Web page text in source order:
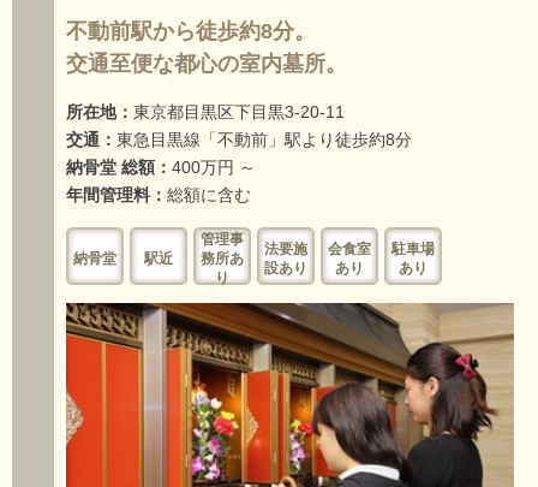
不動前駅から徒歩約8分。
交通至便な都心の室内墓所。
所在地： 東京都目黒区下目黒3-20-11
交通： 東急目黒線「不動前」駅より徒歩約8分
納骨堂 総額： 400万円 ～
年間管理料： 総額に含む
納骨堂 駅近
管理事
務所あ
り
法要施
設あり
会食室
あり
駐車場
あり